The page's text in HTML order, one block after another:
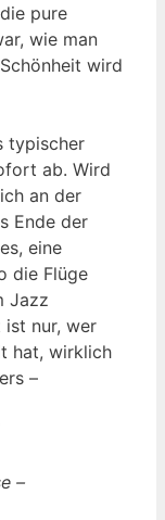
pure
wie man
wird
typischer
ab. Wird
an der
Ende der
eine
die Flüge
Jazz
ist nur, wer
hat, wirklich
–
–